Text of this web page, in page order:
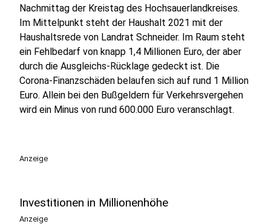
Nachmittag der Kreistag des Hochsauerlandkreises.
Im Mittelpunkt steht der Haushalt 2021 mit der
Haushaltsrede von Landrat Schneider. Im Raum steht
ein Fehlbedarf von knapp 1,4 Millionen Euro, der aber
durch die Ausgleichs-Rücklage gedeckt ist. Die
Corona-Finanzschäden belaufen sich auf rund 1 Million
Euro. Allein bei den Bußgeldern für Verkehrsvergehen
wird ein Minus von rund 600.000 Euro veranschlagt.
Anzeige
Investitionen in Millionenhöhe
Anzeige